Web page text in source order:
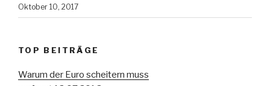
Oktober 10, 2017
TOP BEITRÄGE
Warum der Euro scheitern muss